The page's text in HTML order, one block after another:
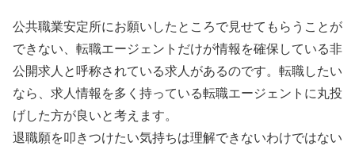
公共職業安定所にお願いしたところで見せてもらうことが
できない、転職エージェントだけが情報を確保している非
公開求人と呼称されている求人があるのです。転職したい
なら、求人情報を多く持っている転職エージェントに丸投
げした方が良いと考えます。
退職願を叩きつけたい気持ちは理解できないわけではない